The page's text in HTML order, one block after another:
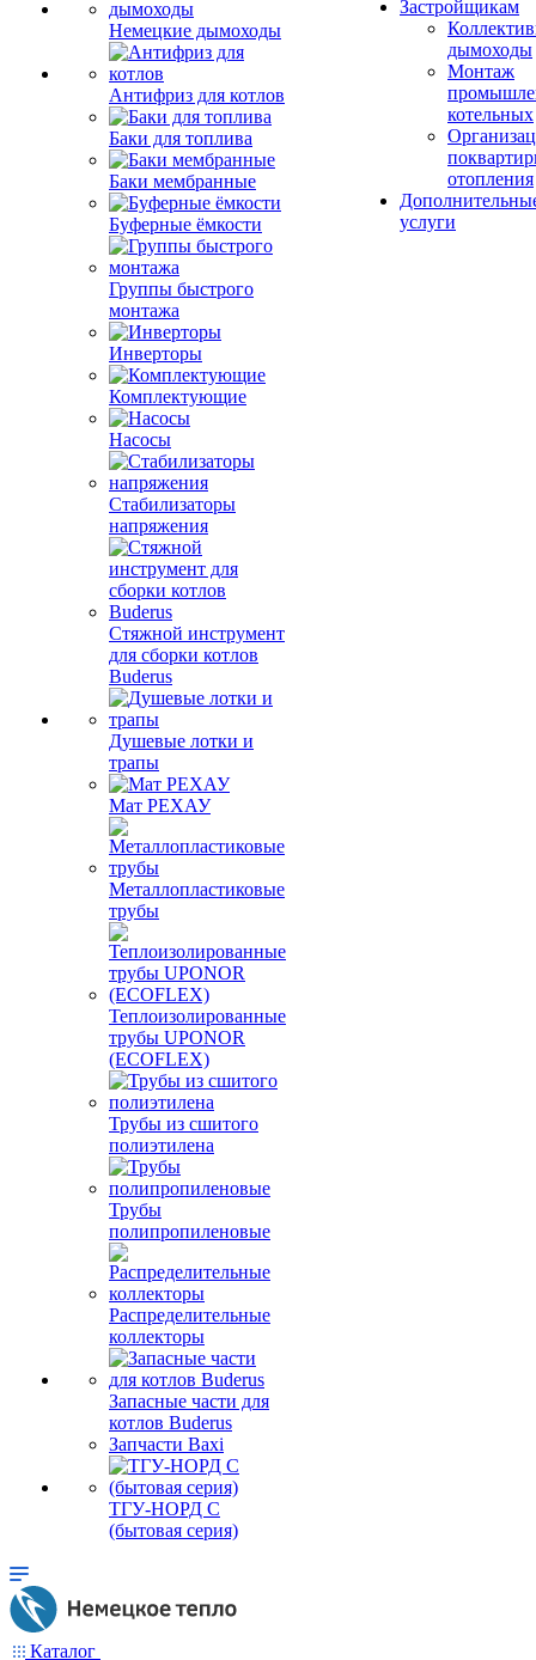
Немецкие дымоходы
Антифриз для котлов
Баки для топлива
Баки мембранные
Буферные ёмкости
Группы быстрого
монтажа
Инверторы
Комплектующие
Насосы
Стабилизаторы
напряжения
Стяжной инструмент
для сборки котлов
Buderus
Душевые лотки и
трапы
Мат РЕХАУ
Металлопластиковые
трубы
Теплоизолированные
трубы UPONOR
(ECOFLEX)
Трубы из сшитого
полиэтилена
Трубы
полипропиленовые
Распределительные
коллекторы
Запасные части для
котлов Buderus
Запчасти Baxi
ТГУ-НОРД С
(бытовая серия)
Застройщикам
дымоходы
Монтаж
котельных
отопления
услуги
Каталог